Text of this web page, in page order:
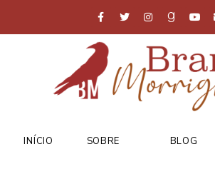
INÍCIO SOBRE BLOG